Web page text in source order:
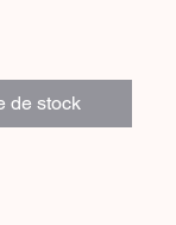
de stock